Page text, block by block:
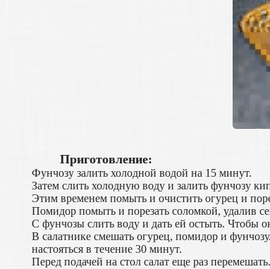
Приготовление:
Фунчозу залить холодной водой на 15 минут.
Затем слить холодную воду и залить фунчозу
Этим временем помыть и очистить огурец и
Помидор помыть и порезать соломкой, удалив
С фунчозы слить воду и дать ей остыть. Чтобы
В салатнике смешать огурец, помидор и
настояться в течение 30 минут.
Перед подачей на стол салат еще раз перемешать.